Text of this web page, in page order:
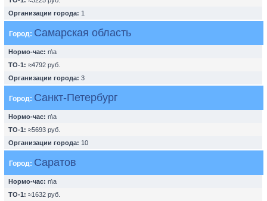
Организации города: 1
Город: Самарская область
Нормо-час: n\a
ТО-1: ≈4792 руб.
Организации города: 3
Город: Санкт-Петербург
Нормо-час: n\a
ТО-1: ≈5693 руб.
Организации города: 10
Город: Саратов
Нормо-час: n\a
ТО-1: ≈1632 руб.